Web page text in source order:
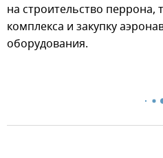
на строительство перрона,
комплекса и закупку
оборудования.